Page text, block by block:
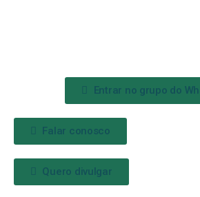
Entrar no grupo do
Falar conosco
Quero divulgar